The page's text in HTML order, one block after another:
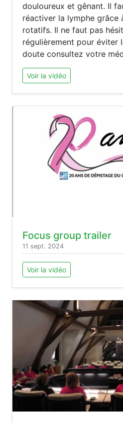
douloureux et gênant. Il
réactiver la lymphe grâce
rotatifs. Il ne faut pas
régulièrement pour éviter
doute consultez votre
Voir la vidéo
Focus group trailer
11 sept. 2024
Voir la vidéo